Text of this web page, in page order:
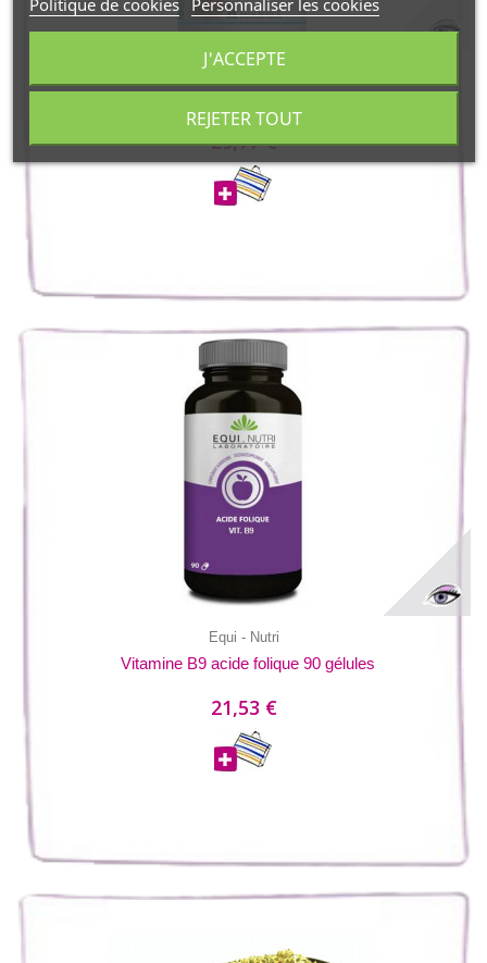
Propargile Propolis Argile 64 gélules...
29,77 €
Equi - Nutri
Vitamine B9 acide folique 90 gélules
21,53 €
Politique de cookies Personnaliser les cookies
REJETER TOUT
J'ACCEPTE